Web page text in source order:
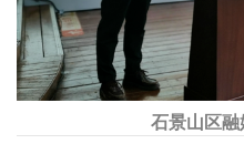
石景山区